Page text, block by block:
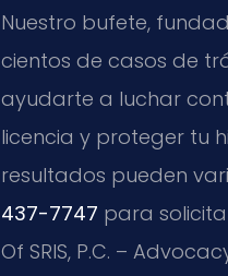
Nuestro bufete,
cientos de casos de
ayudarte a luchar
licencia y proteger tu
resultados pueden
437-7747 para
Of SRIS, P.C. –